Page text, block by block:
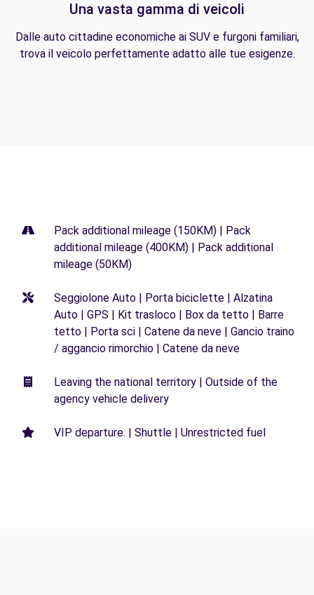
Una vasta gamma di veicoli
Dalle auto cittadine economiche ai SUV e furgoni familiari,
trova il veicolo perfettamente adatto alle tue esigenze.
Pack additional mileage (150KM) | Pack
additional mileage (400KM) | Pack additional
mileage (50KM)
Seggiolone Auto | Porta biciclette | Alzatina
Auto | GPS | Kit trasloco | Box da tetto | Barre
tetto | Porta sci | Catene da neve | Gancio traino
/ aggancio rimorchio | Catene da neve
Leaving the national territory | Outside of the
agency vehicle delivery
VIP departure. | Shuttle | Unrestricted fuel